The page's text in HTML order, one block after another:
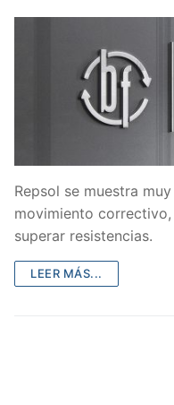
Repsol se muestra
movimiento
superar resistencias.
LEER MÁS...